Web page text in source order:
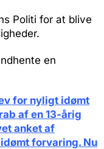
Politi for at blive
en
for nyligt idømt
af en 13-årig
anket af
forvaring. Nu